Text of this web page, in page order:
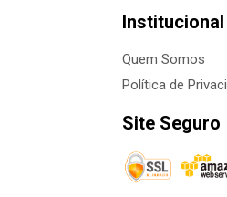
Institucional
Quem Somos
Política de
Site Seguro